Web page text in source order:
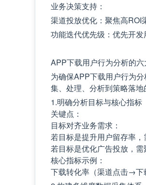
业务决策支持：
渠道投放优化：聚焦高ROI
功能迭代优先级：优先开发
APP下载用户行为分析的
为确保APP下载用户行为
集、处理、分析到策略落地
1.明确分析目标与核心指标
关键点：
目标对齐业务需求：
若目标是提升用户留存率，
若目标是优化广告投放，需
核心指标示例：
下载转化率（渠道点击→下